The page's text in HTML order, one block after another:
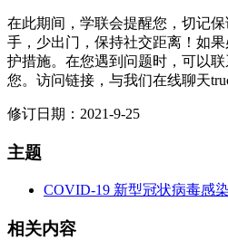
在此期间，学联会提醒您，切记
手，少出门，保持社交距离！如
护措施。在您遇到问题时，可以
您。访问链接，与我们在线聊天
修订日期：2021-9-25
主题
COVID-19 新型冠状病毒感染
相关内容